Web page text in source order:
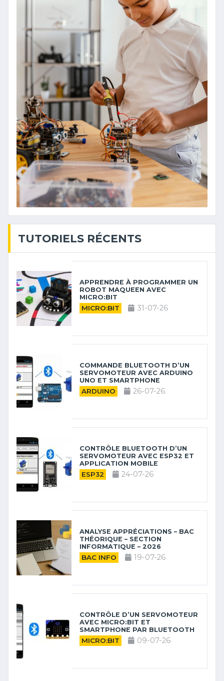
TUTORIELS RÉCENTS
APPRENDRE À PROGRAMMER UN
ROBOT MAQUEEN AVEC
MICRO:BIT
MICRO:BIT 31-07-26
COMMANDE BLUETOOTH D’UN
SERVOMOTEUR AVEC ARDUINO
UNO ET SMARTPHONE
ARDUINO 26-07-26
CONTRÔLE BLUETOOTH D’UN
SERVOMOTEUR AVEC ESP32 ET
APPLICATION MOBILE
ESP32 24-07-26
ANALYSE APPRÉCIATIONS – BAC
THÉORIQUE – SECTION
INFORMATIQUE – 2026
BAC INFO 19-07-26
CONTRÔLE D’UN SERVOMOTEUR
AVEC MICRO:BIT ET
SMARTPHONE PAR BLUETOOTH
MICRO:BIT 09-07-26